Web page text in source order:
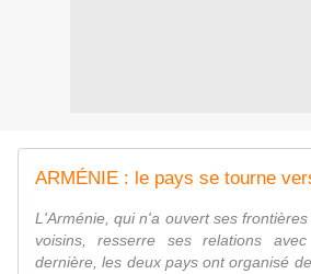
L'Arménie, qui n'a ouvert ses
voisins, resserre ses relations
dernière, les deux pays ont organisé